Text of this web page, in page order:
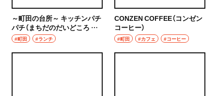
～町田の台所～ キッチンパチ
パチ（まちだのだいどころ き
っちんぱちぱち）
#町田 #ランチ
CONZEN COFFEE（コンゼン
コーヒー）
#町田 #カフェ #コーヒー